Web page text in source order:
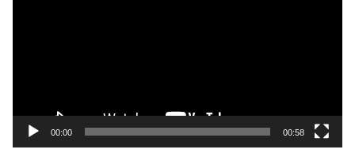
00:00 00:58